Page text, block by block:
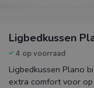
Ligbedkussen
4 op voorraad
Ligbedkussen Plano
extra comfort voor op